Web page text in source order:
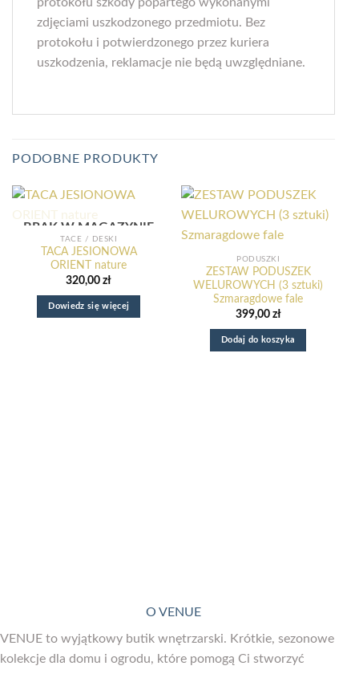
protokołu szkody popartego wykonanymi
zdjęciami uszkodzonego przedmiotu. Bez
protokołu i potwierdzonego przez kuriera
uszkodzenia, reklamacje nie będą uwzględniane.
PODOBNE PRODUKTY
BRAK W MAGAZYNIE
TACE / DESKI
TACA JESIONOWA
ORIENT nature
320,00zł
Dowiedz się więcej
PODUSZKI
ZESTAW PODUSZEK
WELUROWYCH (3 sztuki)
Szmaragdowe fale
399,00 zł
Dodaj do koszyka
O VENUE
VENUE to wyjątkowy butik wnętrzarski. Krótkie, sezonowe
kolekcje dla domu i ogrodu, które pomogą Ci stworzyć